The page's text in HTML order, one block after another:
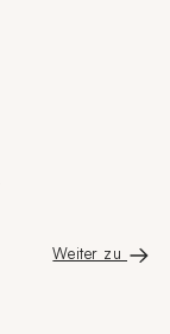
page
Weiter zu